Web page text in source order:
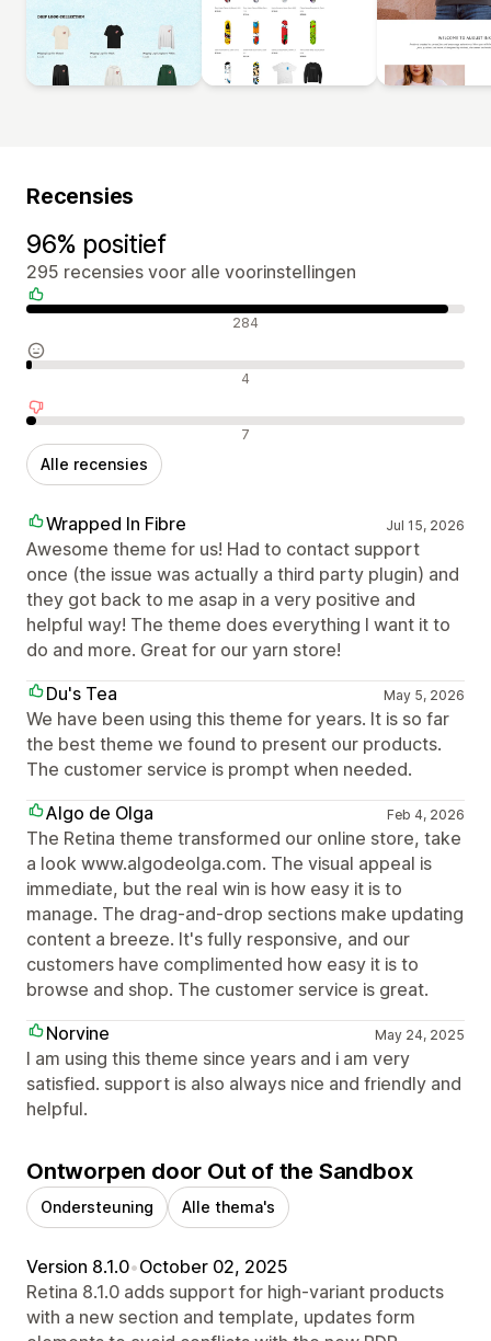
Recensies
96% positief
295 recensies voor alle voorinstellingen
Positieve recensies 284
Neutrale recensies 4
Negatieve recensies 7
Alle recensies
Wrapped In Fibre Jul 15, 2026
Awesome theme for us! Had to contact support
once (the issue was actually a third party plugin) and
they got back to me asap in a very positive and
helpful way! The theme does everything I want it to
do and more. Great for our yarn store!
Du's Tea
May 5, 2026
We have been using this theme for years. It is so far
the best theme we found to present our products.
The customer service is prompt when needed.
Algo de Olga
Feb 4, 2026
The Retina theme transformed our online store, take
a look www.algodeolga.com. The visual appeal is
immediate, but the real win is how easy it is to
manage. The drag-and-drop sections make updating
content a breeze. It's fully responsive, and our
customers have complimented how easy it is to
browse and shop. The customer service is great.
Norvine
May 24, 2025
I am using this theme since years and i am very
satisfied. support is also always nice and friendly and
helpful.
Ontworpen door Out of the Sandbox
Ondersteuning Alle thema's
Version 8.1.0•October 02, 2025
Retina 8.1.0 adds support for high-variant products
with a new section and template, updates form